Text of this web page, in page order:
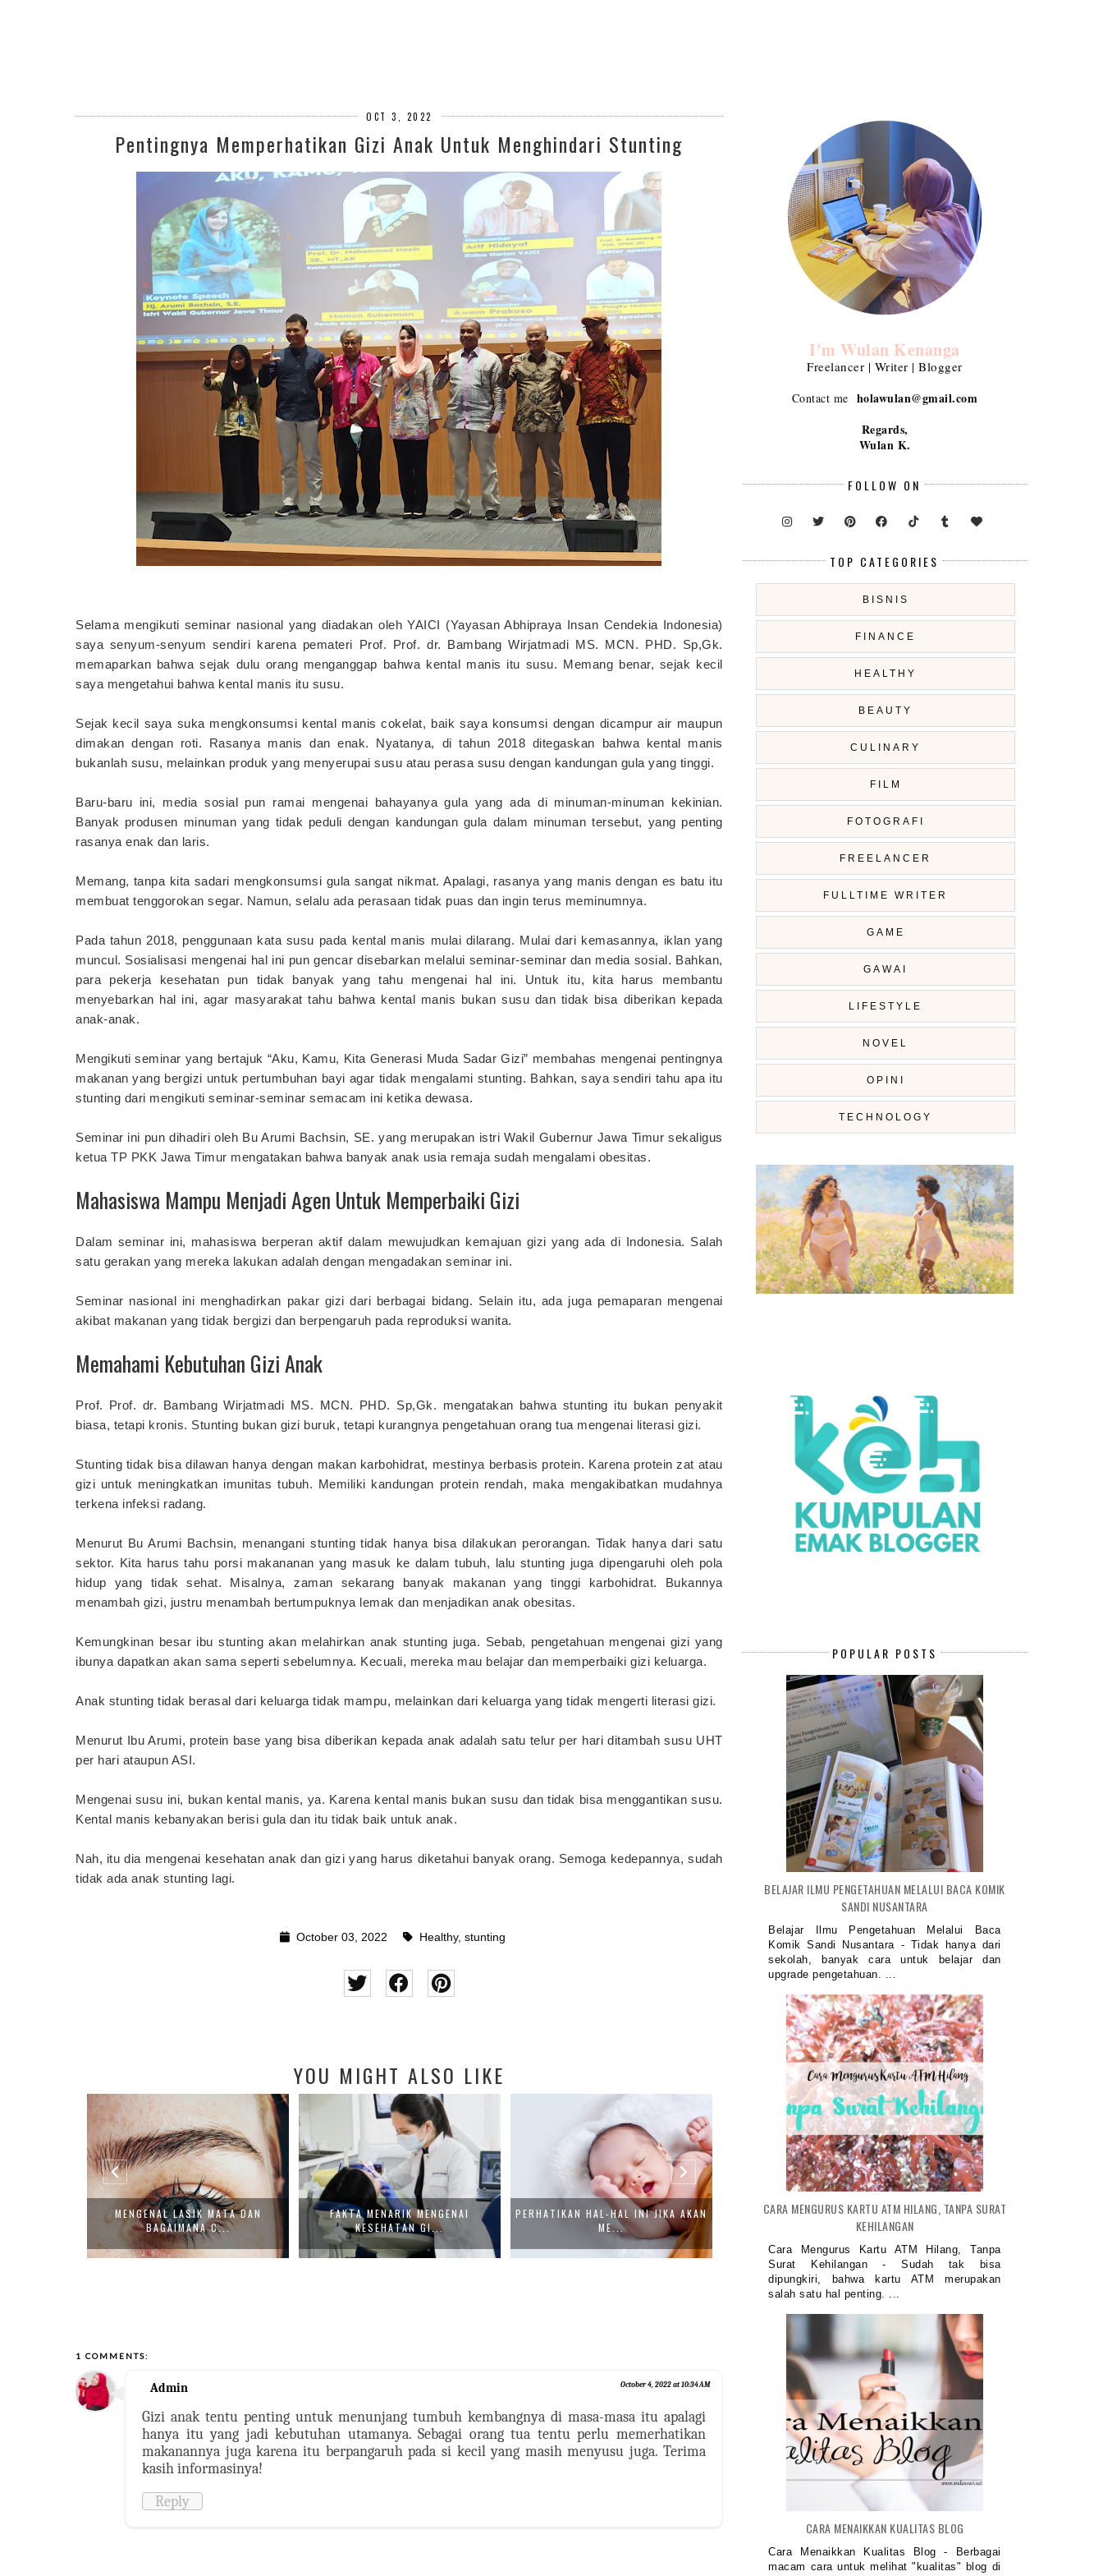
OCT 3, 2022
Pentingnya Memperhatikan Gizi Anak Untuk Menghindari Stunting
Selama mengikuti seminar nasional yang diadakan oleh YAICI (Yayasan Abhipraya Insan Cendekia Indonesia)
saya senyum-senyum sendiri karena pemateri Prof. Prof. dr. Bambang Wirjatmadi MS. MCN. PHD. Sp,Gk.
memaparkan bahwa sejak dulu orang menganggap bahwa kental manis itu susu. Memang benar, sejak kecil
saya mengetahui bahwa kental manis itu susu.
Sejak kecil saya suka mengkonsumsi kental manis cokelat, baik saya konsumsi dengan dicampur air maupun
dimakan dengan roti. Rasanya manis dan enak. Nyatanya, di tahun 2018 ditegaskan bahwa kental manis
bukanlah susu, melainkan produk yang menyerupai susu atau perasa susu dengan kandungan gula yang tinggi.
Baru-baru ini, media sosial pun ramai mengenai bahayanya gula yang ada di minuman-minuman kekinian.
Banyak produsen minuman yang tidak peduli dengan kandungan gula dalam minuman tersebut, yang penting
rasanya enak dan laris.
Memang, tanpa kita sadari mengkonsumsi gula sangat nikmat. Apalagi, rasanya yang manis dengan es batu itu
membuat tenggorokan segar. Namun, selalu ada perasaan tidak puas dan ingin terus meminumnya.
Pada tahun 2018, penggunaan kata susu pada kental manis mulai dilarang. Mulai dari kemasannya, iklan yang
muncul. Sosialisasi mengenai hal ini pun gencar disebarkan melalui seminar-seminar dan media sosial. Bahkan,
para pekerja kesehatan pun tidak banyak yang tahu mengenai hal ini. Untuk itu, kita harus membantu
menyebarkan hal ini, agar masyarakat tahu bahwa kental manis bukan susu dan tidak bisa diberikan kepada
anak-anak.
Mengikuti seminar yang bertajuk “Aku, Kamu, Kita Generasi Muda Sadar Gizi” membahas mengenai pentingnya
makanan yang bergizi untuk pertumbuhan bayi agar tidak mengalami stunting. Bahkan, saya sendiri tahu apa itu
stunting dari mengikuti seminar-seminar semacam ini ketika dewasa.
Seminar ini pun dihadiri oleh Bu Arumi Bachsin, SE. yang merupakan istri Wakil Gubernur Jawa Timur sekaligus
ketua TP PKK Jawa Timur mengatakan bahwa banyak anak usia remaja sudah mengalami obesitas.
Mahasiswa Mampu Menjadi Agen Untuk Memperbaiki Gizi
Dalam seminar ini, mahasiswa berperan aktif dalam mewujudkan kemajuan gizi yang ada di Indonesia. Salah
satu gerakan yang mereka lakukan adalah dengan mengadakan seminar ini.
Seminar nasional ini menghadirkan pakar gizi dari berbagai bidang. Selain itu, ada juga pemaparan mengenai
akibat makanan yang tidak bergizi dan berpengaruh pada reproduksi wanita.
Memahami Kebutuhan Gizi Anak
Prof. Prof. dr. Bambang Wirjatmadi MS. MCN. PHD. Sp,Gk. mengatakan bahwa stunting itu bukan penyakit
biasa, tetapi kronis. Stunting bukan gizi buruk, tetapi kurangnya pengetahuan orang tua mengenai literasi gizi.
Stunting tidak bisa dilawan hanya dengan makan karbohidrat, mestinya berbasis protein. Karena protein zat atau
gizi untuk meningkatkan imunitas tubuh. Memiliki kandungan protein rendah, maka mengakibatkan mudahnya
terkena infeksi radang.
Menurut Bu Arumi Bachsin, menangani stunting tidak hanya bisa dilakukan perorangan. Tidak hanya dari satu
sektor. Kita harus tahu porsi makananan yang masuk ke dalam tubuh, lalu stunting juga dipengaruhi oleh pola
hidup yang tidak sehat. Misalnya, zaman sekarang banyak makanan yang tinggi karbohidrat. Bukannya
menambah gizi, justru menambah bertumpuknya lemak dan menjadikan anak obesitas.
Kemungkinan besar ibu stunting akan melahirkan anak stunting juga. Sebab, pengetahuan mengenai gizi yang
ibunya dapatkan akan sama seperti sebelumnya. Kecuali, mereka mau belajar dan memperbaiki gizi keluarga.
Anak stunting tidak berasal dari keluarga tidak mampu, melainkan dari keluarga yang tidak mengerti literasi gizi.
Menurut Ibu Arumi, protein base yang bisa diberikan kepada anak adalah satu telur per hari ditambah susu UHT
per hari ataupun ASI.
Mengenai susu ini, bukan kental manis, ya. Karena kental manis bukan susu dan tidak bisa menggantikan susu.
Kental manis kebanyakan berisi gula dan itu tidak baik untuk anak.
Nah, itu dia mengenai kesehatan anak dan gizi yang harus diketahui banyak orang. Semoga kedepannya, sudah
tidak ada anak stunting lagi.
October 03, 2022 Healthy,stunting
YOU MIGHT ALSO LIKE
MENGENAL LASIK MATA DAN
BAGAIMANA C...
FAKTA MENARIK MENGENAI
KESEHATAN GI...
PERHATIKAN HAL-HAL INI JIKA AKAN
ME...
MULTIVITAMIN BENTUK GUMMY BIKIN
PENTINGNYA
1 COMMENTS:
Admin October 4, 2022 at 10:34 AM
Gizi anak tentu penting untuk menunjang tumbuh kembangnya di masa-masa itu apalagi
hanya itu yang jadi kebutuhan utamanya. Sebagai orang tua tentu perlu memerhatikan
makanannya juga karena itu berpangaruh pada si kecil yang masih menyusu juga. Terima
kasih informasinya!
Reply
I'm Wulan Kenanga
Freelancer | Writer | Blogger
Contact me holawulan@gmail.com
Regards,
Wulan K.
FOLLOW ON
TOP CATEGORIES
BISNIS
FINANCE
HEALTHY
BEAUTY
CULINARY
FILM
FOTOGRAFI
FREELANCER
FULLTIME WRITER
GAME
GAWAI
LIFESTYLE
NOVEL
OPINI
TECHNOLOGY
POPULAR POSTS
BELAJAR ILMU PENGETAHUAN MELALUI BACA KOMIK
SANDI NUSANTARA
Belajar Ilmu Pengetahuan Melalui Baca
Komik Sandi Nusantara - Tidak hanya dari
sekolah, banyak cara untuk belajar dan
upgrade pengetahuan. ...
CARA MENGURUS KARTU ATM HILANG, TANPA SURAT
KEHILANGAN
Cara Mengurus Kartu ATM Hilang, Tanpa
Surat Kehilangan - Sudah tak bisa
dipungkiri, bahwa kartu ATM merupakan
salah satu hal penting. ...
CARA MENAIKKAN KUALITAS BLOG
Cara Menaikkan Kualitas Blog - Berbagai
macam cara untuk melihat "kualitas" blog di